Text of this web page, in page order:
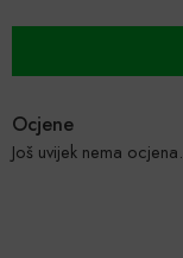
Ocjene
Još uvijek nema ocjena.